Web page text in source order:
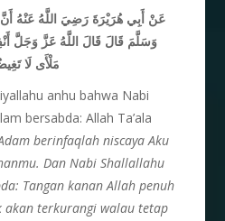
عَنْ أَبِي هُرَيْرَةَ رَضِيَ اللَّهُ عَنْهُ
وَسَلَّمَ قَالَ قَالَ اللَّهُ عَزَّ وَجَلَّ
مَلْأَى لَا
anhu bahwa Nabi
bersabda: Allah Ta’ala
berinfaqlah niscaya Aku
Dan Nabi Shallallahu
Tangan kanan Allah penuh
terkurangi walau tetap